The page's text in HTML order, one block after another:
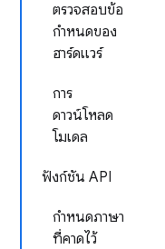
ตรวจสอบข้อ
กำหนดของ
ฮาร์ดแวร์
การ
ดาวน์โหลด
โมเดล
ฟังก์ชัน API
กำหนดภาษา
ที่คาดไว้